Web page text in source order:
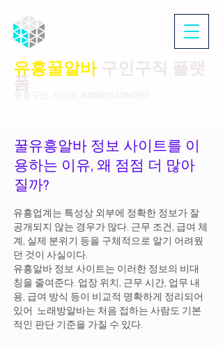
유흥꿀알바구인구직 플랫
꿀유흥알바 정보 사이트를 이
용하는 이유, 왜 점점 더 많아
질까?
유흥업계는 특성상 외부에 정확한 정보가 잘
공개되지 않는 경우가 많다. 근무 조건, 급여 체
계, 실제 분위기 등을 구체적으로 알기 어려웠
던 것이 사실이다.
유흥알바 정보 사이트는 이러한 정보의 비대
칭을 줄여준다. 업장 위치, 근무 시간, 업무 내
용, 급여 방식 등이 비교적 명확하게 정리되어
있어 노래방알바는 처음 접하는 사람도 기본
적인 판단 기준을 가질 수 있다.